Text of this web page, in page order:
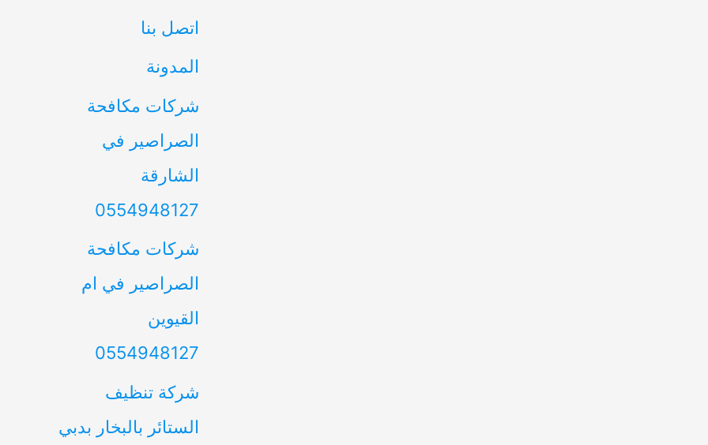
اتصل بنا
المدونة
شركات مكافحة
الصراصير في
الشارقة
0554948127
شركات مكافحة
الصراصير في ام
القيوين
0554948127
شركة تنظيف
الستائر بالبخار بدبي